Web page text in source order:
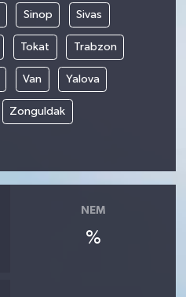
Sinop Sivas
Tokat Trabzon
Van Yalova
Zonguldak
NEM
%